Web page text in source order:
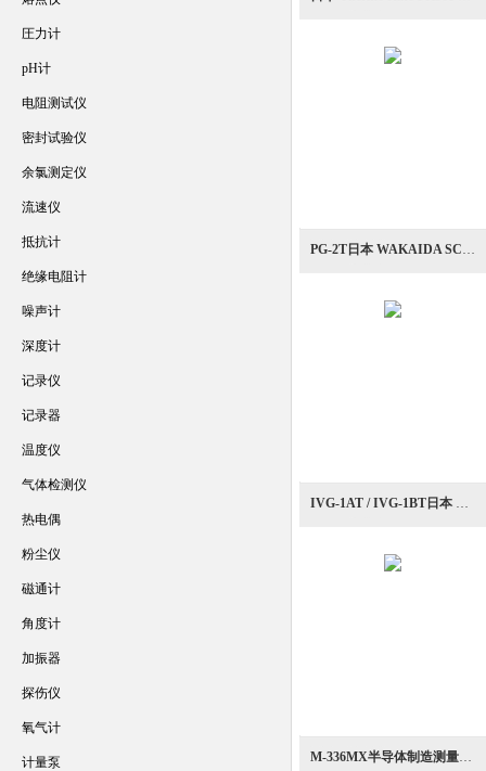
PG-2T日本 WAKAIDA SCIENCE 皮拉尼真空计
IVG-1AT / IVG-1BT日本 WAKAIDA SCIENCE 电离真空计
M-336MX半导体制造测量用高真空工艺监测真空计
圧力计
pH计
电阻测试仪
密封试验仪
余氯测定仪
流速仪
抵抗计
绝缘电阻计
噪声计
深度计
记录仪
记录器
温度仪
气体检测仪
热电偶
粉尘仪
磁通计
角度计
加振器
探伤仪
氧气计
计量泵